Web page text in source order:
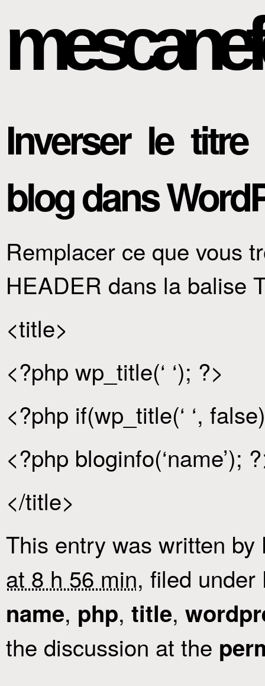
Inverser le
blog dans
Remplacer ce que vous
HEADER dans la balise
<title>
<?php wp_title(‘ ‘); ?>
<?php if(wp_title(‘ ‘,
<?php bloginfo(‘name’);
</title>
This entry was written by
at 8 h 56 min, filed under
name, php, title,
the discussion at the